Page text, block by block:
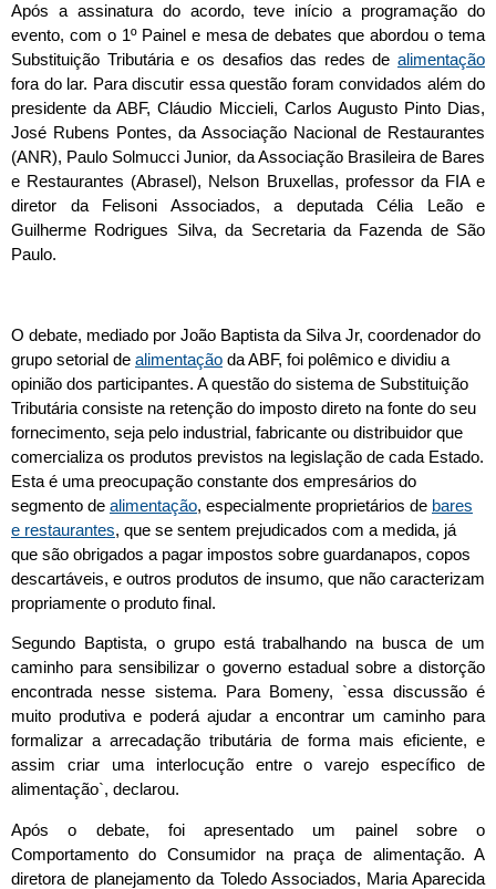
Após a assinatura do acordo, teve início a programação do
evento, com o 1º Painel e mesa de debates que abordou o tema
Substituição Tributária e os desafios das redes de alimentação
fora do lar. Para discutir essa questão foram convidados além do
presidente da ABF, Cláudio Miccieli, Carlos Augusto Pinto Dias,
José Rubens Pontes, da Associação Nacional de Restaurantes
(ANR), Paulo Solmucci Junior, da Associação Brasileira de Bares
e Restaurantes (Abrasel), Nelson Bruxellas, professor da FIA e
diretor da Felisoni Associados, a deputada Célia Leão e
Guilherme Rodrigues Silva, da Secretaria da Fazenda de São
Paulo.
O debate, mediado por João Baptista da Silva Jr, coordenador do
grupo setorial de alimentação da ABF, foi polêmico e dividiu a
opinião dos participantes. A questão do sistema de Substituição
Tributária consiste na retenção do imposto direto na fonte do seu
fornecimento, seja pelo industrial, fabricante ou distribuidor que
comercializa os produtos previstos na legislação de cada Estado.
Esta é uma preocupação constante dos empresários do
segmento de alimentação, especialmente proprietários de bares
e restaurantes, que se sentem prejudicados com a medida, já
que são obrigados a pagar impostos sobre guardanapos, copos
descartáveis, e outros produtos de insumo, que não caracterizam
propriamente o produto final.
Segundo Baptista, o grupo está trabalhando na busca de um
caminho para sensibilizar o governo estadual sobre a distorção
encontrada nesse sistema. Para Bomeny, `essa discussão é
muito produtiva e poderá ajudar a encontrar um caminho para
formalizar a arrecadação tributária de forma mais eficiente, e
assim criar uma interlocução entre o varejo específico de
alimentação`, declarou.
Após o debate, foi apresentado um painel sobre o
Comportamento do Consumidor na praça de alimentação. A
diretora de planejamento da Toledo Associados, Maria Aparecida